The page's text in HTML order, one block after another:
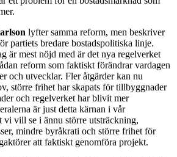
lyfter samma reform, men beskriver
partiets bredare bostadspolitiska linje.
är mest nöjd med är det nya regelverket
reform som faktiskt förändrar vardagen
och utvecklar. Fler åtgärder kan nu
större frihet har skapats för tillbyggnader
och regelverket har blivit mer
är just detta kärnan i vår
vi vill se i ännu större utsträckning,
mindre byråkrati och större frihet för
att faktiskt genomföra projekt.